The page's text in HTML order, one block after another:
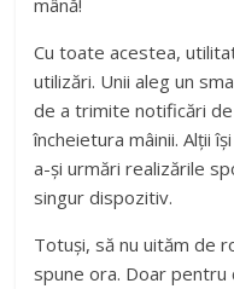
mână!
Cu toate acestea,
utilizări. Unii aleg un
de a trimite notificări
încheietura mâinii. Alții
a-și urmări realizările
singur dispozitiv.
Totuși, să nu uităm de
spune ora. Doar pentru